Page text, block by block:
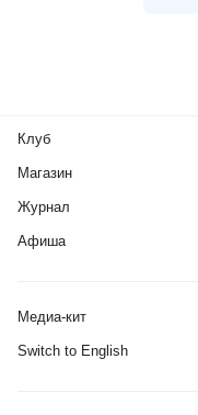
Клуб
Магазин
Журнал
Афиша
Медиа-кит
Switch to English